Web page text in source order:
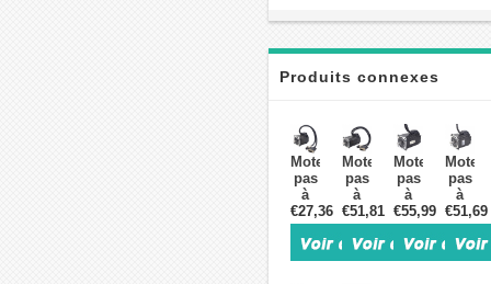
Produits connexes
Moteur
pas
à
pas
en
boucle
fermée
€27,36
Moteur
pas
à
pas
en
boucle
fermée
€51,81
Moteur
pas
à
pas
en
boucle
fermée
€55,99
Moteur
pas
à
pas
en
boucle
fermée
€51,69